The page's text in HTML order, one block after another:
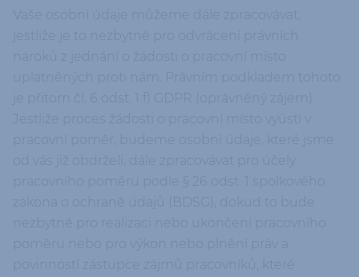
Vaše osobní údaje můžeme dále zpracovávat,
nároků z jednání o žádosti o pracovní místo
uplatněných proti nám. Právním podkladem tohoto
Jestliže proces žádosti o pracovní místo vyústí v
pracovní poměr, budeme osobní údaje, které jsme
od vás již obdrželi, dále zpracovávat pro účely
pracovního poměru podle § 26 odst. 1 spolkového
zákona o ochraně údajů (BDSG), dokud to bude
nezbytné pro realizaci nebo ukončení pracovního
poměru nebo pro výkon nebo plnění práv a
povinností zástupce zájmů pracovníků, které